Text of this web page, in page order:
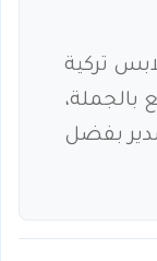
تركية
بالجملة،
بفضل